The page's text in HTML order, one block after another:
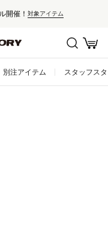
セール対象外アイテム
別注アイテム スタッフス